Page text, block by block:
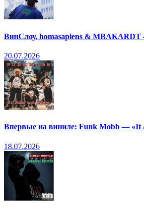
ВинСлоу, homasapiens & MBAKARDT
20.07.2026
Впервые на виниле: Funk Mobb — «It
18.07.2026